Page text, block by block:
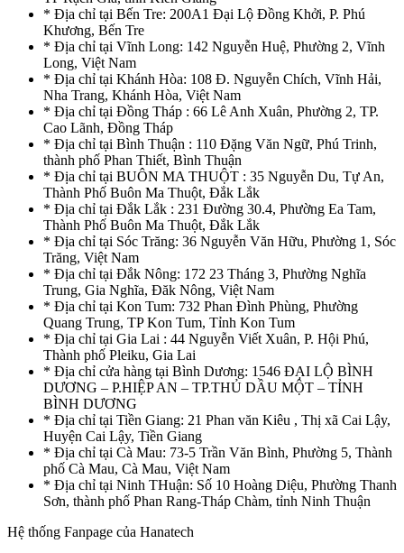
* Địa chỉ tại Bến Tre: 200A1 Đại Lộ Đồng Khởi, P. Phú
Khương, Bến Tre
* Địa chỉ tại Vĩnh Long: 142 Nguyễn Huệ, Phường 2, Vĩnh
Long, Việt Nam
* Địa chỉ tại Khánh Hòa: 108 Đ. Nguyễn Chích, Vĩnh Hải,
Nha Trang, Khánh Hòa, Việt Nam
* Địa chỉ tại Đồng Tháp : 66 Lê Anh Xuân, Phường 2, TP.
Cao Lãnh, Đồng Tháp
* Địa chỉ tại Bình Thuận : 110 Đặng Văn Ngữ, Phú Trinh,
thành phố Phan Thiết, Bình Thuận
* Địa chỉ tại BUÔN MA THUỘT : 35 Nguyễn Du, Tự An,
Thành Phố Buôn Ma Thuột, Đắk Lắk
* Địa chỉ tại Đắk Lắk : 231 Đường 30.4, Phường Ea Tam,
Thành Phố Buôn Ma Thuột, Đắk Lắk
* Địa chỉ tại Sóc Trăng: 36 Nguyễn Văn Hữu, Phường 1, Sóc
Trăng, Việt Nam
* Địa chỉ tại Đắk Nông: 172 23 Tháng 3, Phường Nghĩa
Trung, Gia Nghĩa, Đăk Nông, Việt Nam
* Địa chỉ tại Kon Tum: 732 Phan Đình Phùng, Phường
Quang Trung, TP Kon Tum, Tỉnh Kon Tum
* Địa chỉ tại Gia Lai : 44 Nguyễn Viết Xuân, P. Hội Phú,
Thành phố Pleiku, Gia Lai
* Địa chỉ cửa hàng tại Bình Dương: 1546 ĐẠI LỘ BÌNH
DƯƠNG – P.HIỆP AN – TP.THỦ DẦU MỘT – TỈNH
BÌNH DƯƠNG
* Địa chỉ tại Tiền Giang: 21 Phan văn Kiêu , Thị xã Cai Lậy,
Huyện Cai Lậy, Tiền Giang
* Địa chỉ tại Cà Mau: 73-5 Trần Văn Bình, Phường 5, Thành
phố Cà Mau, Cà Mau, Việt Nam
* Địa chỉ tại Ninh THuận: Số 10 Hoàng Diệu, Phường Thanh
Sơn, thành phố Phan Rang-Tháp Chàm, tỉnh Ninh Thuận
Hệ thống Fanpage của Hanatech